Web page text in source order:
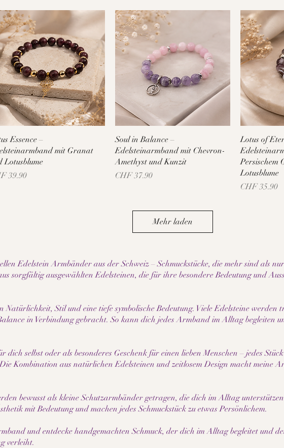
Schnellansicht
Essence –
mit Granat
Lotusblume
39.90
Schnellansicht
Soul in Balance –
Edelsteinarmband mit Chevron-
Amethyst und Kunzit
Preis
CHF 37.90
Lotus of
Persischem
Lotusblume
Preis
CHF 35.90
Mehr laden
Edelstein Armbänder aus der Schweiz – Schmuckstücke, die mehr sind als nur
sorgfältig ausgewählten Edelsteinen, die für ihre besondere Bedeutung und
Stil und eine tiefe symbolische Bedeutung. Viele Edelsteine werden
in Verbindung gebracht. So kann dich jedes Armband im Alltag begleiten
selbst oder als besonderes Geschenk für einen lieben Menschen – jedes
Kombination aus natürlichen Edelsteinen und zeitlosem Design macht meine
bewusst als kleine Schutzarmbänder getragen, die dich im Alltag
mit Bedeutung und machen jedes Schmuckstück zu etwas Persönlichem.
und entdecke handgemachten Schmuck, der dich im Alltag begleitet und
verleiht.